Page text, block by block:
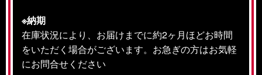
※納期
在庫状況により、お届けまでに約2ヶ月ほどお時間
をいただく場合がございます。お急ぎの方はお気軽
にお問合せください